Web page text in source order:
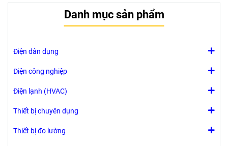
Danh mục sản phẩm
Điện dân dụng
Điện công nghiệp
Điện lạnh (HVAC)
Thiết bị chuyên dụng
Thiết bị đo lường